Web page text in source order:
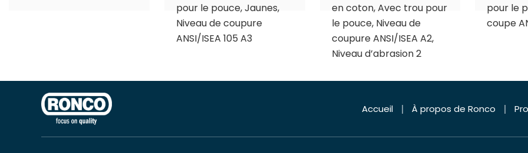
pour le pouce, Jaunes,
Niveau de coupure
ANSI/ISEA 105 A3
en coton, Avec trou pour
le pouce, Niveau de
coupure ANSI/ISEA A2,
Niveau d’abrasion 2
pour le
coupe
Accueil À propos de Ronco